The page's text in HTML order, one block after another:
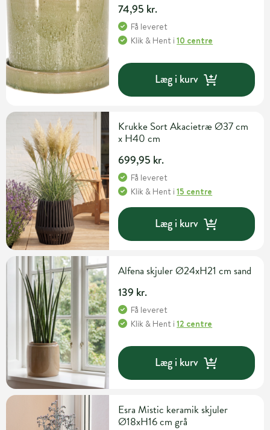
74,95 kr.
Få leveret
Klik & Hent i10 centre
Læg i kurv
Krukke Sort Akacietræ Ø37 cm
x H40 cm
699,95 kr.
Få leveret
Klik & Hent i15 centre
Læg i kurv
Alfena skjuler Ø24xH21 cm sand
139 kr.
Få leveret
Klik & Hent i12 centre
Læg i kurv
Esra Mistic keramik skjuler
Ø18xH16 cm grå